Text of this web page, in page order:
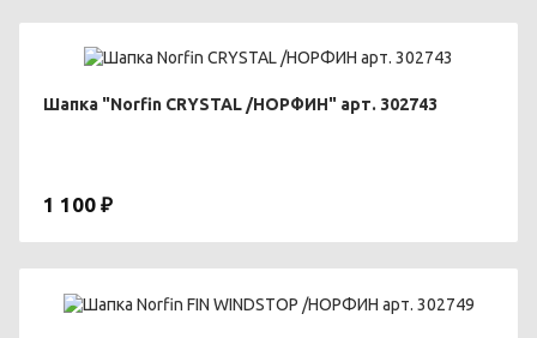
Шапка "Norfin CRYSTAL /НОРФИН" арт. 302743
1 100 ₽